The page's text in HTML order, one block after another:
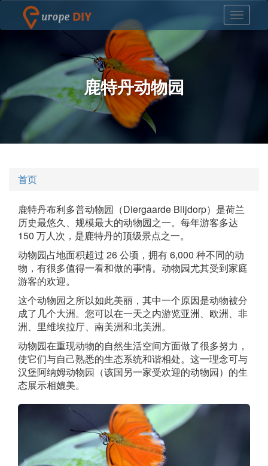
鹿特丹动物园
首页
鹿特丹布利多普动物园（Diergaarde Blijdorp）是荷兰
历史最悠久、规模最大的动物园之一。每年游客多达
150 万人次，是鹿特丹的顶级景点之一。
动物园占地面积超过 26 公顷，拥有 6,000 种不同的动
物，有很多值得一看和做的事情。动物园尤其受到家庭
游客的欢迎。
这个动物园之所以如此美丽，其中一个原因是动物被分
成了几个大洲。您可以在一天之内游览亚洲、欧洲、非
洲、里维埃拉厅、南美洲和北美洲。
动物园在重现动物的自然生活空间方面做了很多努力，
使它们与自己熟悉的生态系统和谐相处。这一理念可与
汉堡阿纳姆动物园（该国另一家受欢迎的动物园）的生
态展示相媲美。